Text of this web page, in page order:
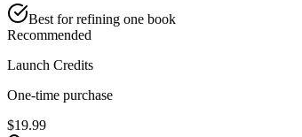
Best for refining one book
Recommended
Launch Credits
One-time purchase
$19.99